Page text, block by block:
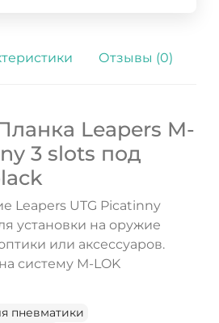
Отзывы (0)
Leapers M-
3 slots под
Leapers UTG Picatinny
установки на оружие
или аксессуаров.
систему M-LOK
пневматики